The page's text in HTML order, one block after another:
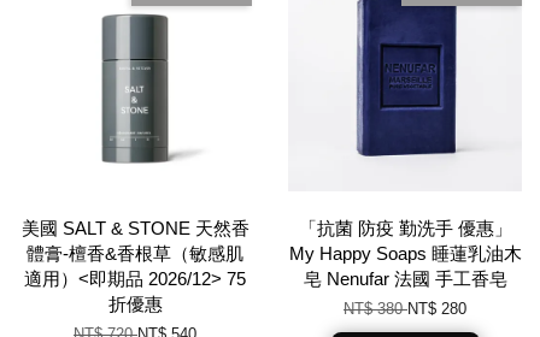
美國 SALT & STONE 天然香
體膏-檀香&香根草（敏感肌
適用）<即期品 2026/12> 75
折優惠
「抗菌 防疫 勤洗手 優惠」
My Happy Soaps 睡蓮乳油木
皂 Nenufar 法國 手工香皂
NT$ 380NT$ 280